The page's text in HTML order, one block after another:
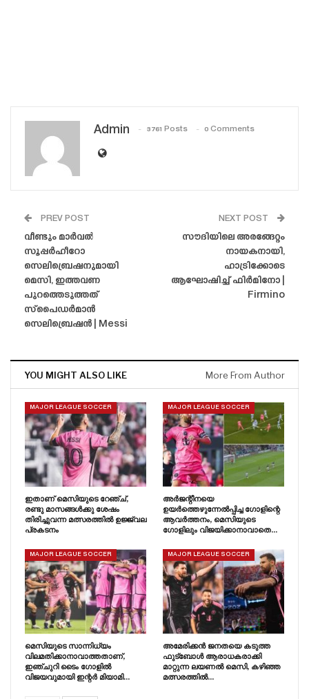
Admin 3761 Posts 0 Comments
PREV POST
വീണ്ടും മാർവൽ
സൂപ്പർഹീറോ
സെലിബ്രെഷനുമായി
മെസി, ഇത്തവണ
പുറത്തെടുത്തത്
സ്‌പൈഡർമാൻ
സെലിബ്രെഷൻ | Messi
NEXT POST
സൗദിയിലെ അരങ്ങേറ്റം
നായകനായി,
ഹാട്രിക്കോടെ
ആഘോഷിച്ച് ഫിർമിനോ |
Firmino
YOU MIGHT ALSO LIKE More From Author
MAJOR LEAGUE SOCCER
ഇതാണ് മെസിയുടെ റേഞ്ച്,
രണ്ടു മാസങ്ങൾക്കു ശേഷം
തിരിച്ചുവന്ന മത്സരത്തിൽ ഉജ്ജ്വല
പ്രകടനം
MAJOR LEAGUE SOCCER
അർജന്റീനയെ
ഉയർത്തെഴുന്നേൽപ്പിച്ച ഗോളിന്റെ
ആവർത്തനം, മെസിയുടെ
ഗോളിലും വിജയിക്കാനാവാതെ…
MAJOR LEAGUE SOCCER
മെസിയുടെ സാന്നിധ്യം
വിലമതിക്കാനാവാത്തതാണ്,
ഇഞ്ചുറി ടൈം ഗോളിൽ
വിജയവുമായി ഇന്റർ മിയാമി…
MAJOR LEAGUE SOCCER
അമേരിക്കൻ ജനതയെ കടുത്ത
ഫുട്ബോൾ ആരാധകരാക്കി
മാറ്റുന്ന ലയണൽ മെസി, കഴിഞ്ഞ
മത്സരത്തിൽ…